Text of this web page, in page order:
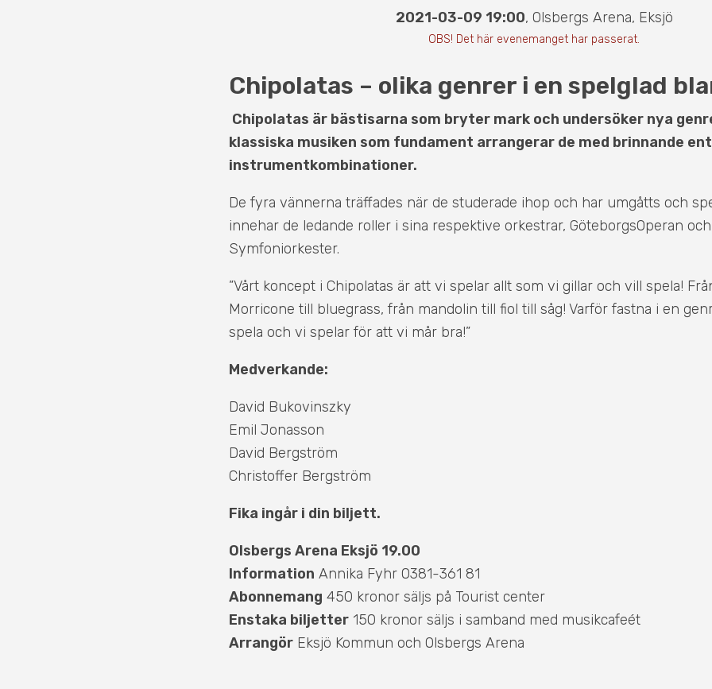
2021-03-09 19:00, Olsbergs Arena, Eksjö
OBS! Det här evenemanget har passerat.
Chipolatas – olika genrer i en spelglad
Chipolatas är bästisarna som bryter mark och undersöker nya
klassiska musiken som fundament arrangerar de med brinnande
instrumentkombinationer.
De fyra vännerna träffades när de studerade ihop och har umgåtts och
innehar de ledande roller i sina respektive orkestrar, GöteborgsOperan
Symfoniorkester.
”Vårt koncept i Chipolatas är att vi spelar allt som vi gillar och vill spela!
Morricone till bluegrass, från mandolin till fiol till såg! Varför fastna i en
spela och vi spelar för att vi mår bra!”
Medverkande:
David Bukovinszky
Emil Jonasson
David Bergström
Christoffer Bergström
Fika ingår i din biljett.
Olsbergs Arena Eksjö 19.00
Information Annika Fyhr 0381-361 81
Abonnemang 450 kronor säljs på Tourist center
Enstaka biljetter 150 kronor säljs i samband med musikcafeét
Arrangör Eksjö Kommun och Olsbergs Arena